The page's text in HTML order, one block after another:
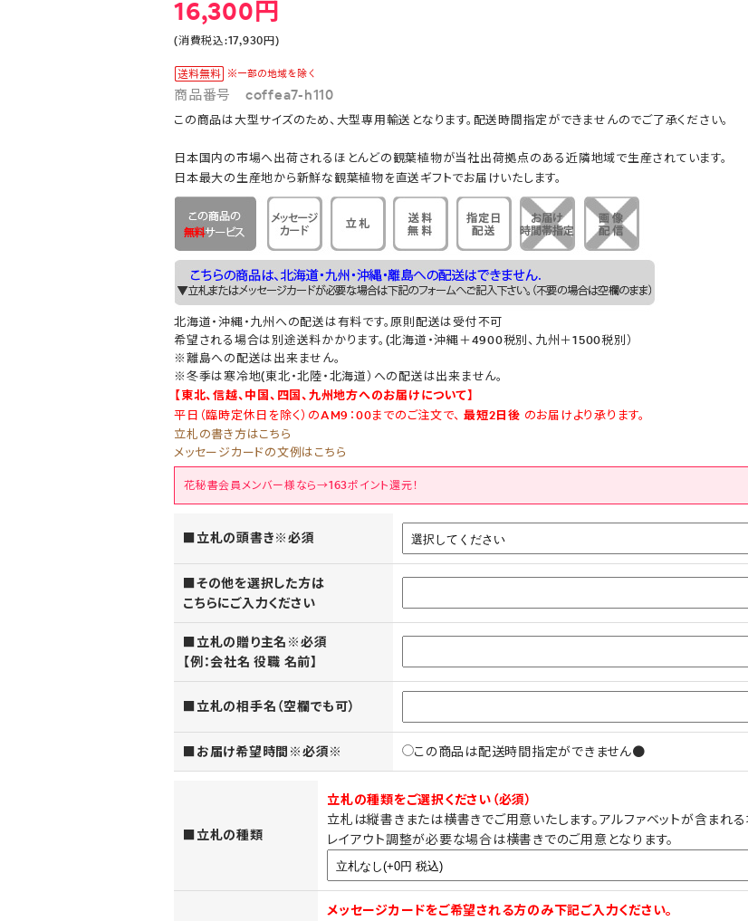
16,300円
(消費税込:17,930円)
商品番号 coffea7-h110
この商品は大型サイズのため、大型専用輸送となります。配送時間指定ができませんのでご了承ください。
日本国内の市場へ出荷されるほとんどの観葉植物が当社出荷拠点のある近隣地域で生産されています。
日本最大の生産地から新鮮な観葉植物を直送ギフトでお届けいたします。
北海道・沖縄・九州への配送は有料です。原則配送は受付不可
希望される場合は別途送料かかります。(北海道・沖縄＋4900税別、九州＋1500税別）
※離島への配送は出来ません。
※冬季は寒冷地(東北・北陸・北海道）への配送は出来ません。
【東北、信越、中国、四国、九州地方へのお届けについて】
平日（臨時定休日を除く）のAM9：00までのご注文で、 最短2日後 のお届けより承ります。
立札の書き方はこちら
メッセージカードの文例はこちら
花秘書会員メンバー様なら→163ポイント還元！
■立札の頭書き※必須
■その他を選択した方は
こちらにご入力ください
■立札の贈り主名※必須
【例：会社名 役職 名前】
■立札の相手名（空欄でも可）
■お届け希望時間※必須※ この商品は配送時間指定ができません●
■立札の種類
立札の種類をご選択ください（必須）
立札は縦書きまたは横書きでご用意いたします。アルファベットが含まれ
レイアウト調整が必要な場合は横書きでのご用意となります。
メッセージカードをご希望される方のみ下記ご入力ください。